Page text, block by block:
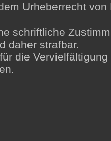
Urheberrecht
schriftliche
daher strafbar.
die